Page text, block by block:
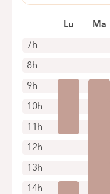
7h
8h
9h
10h
11h
12h
13h
14h
Lu Ma